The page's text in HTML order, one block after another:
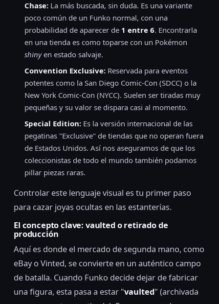
Chase: La más buscada, sin duda. Es una variante
poco común de un Funko normal, con una
probabilidad de aparecer de 1 entre 6. Encontrarla
en una tienda es como toparse con un Pokémon
shinyen estado salvaje.
Convention Exclusive: Reservada para eventos
potentes como la San Diego Comic-Con (SDCC) o la
New York Comic-Con (NYCC). Suelen ser tiradas muy
pequeñas y su valor se dispara casi al momento.
Special Edition: Es la versión internacional de las
pegatinas "Exclusive" de tiendas que no operan fuera
de Estados Unidos. Así nos aseguramos de que los
coleccionistas de todo el mundo también podamos
pillar piezas raras.
Controlar este lenguaje visual es tu primer paso
para cazar joyas ocultas en las estanterías.
El concepto clave: vaulted o retirado de
producción
Aquí es donde el mercado de segunda mano, como
eBay o Vinted, se convierte en un auténtico campo
de batalla. Cuando Funko decide dejar de fabricar
una figura, esta pasa a estar "vaulted" (archivada